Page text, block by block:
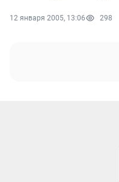
12 января 2005, 13:06 298